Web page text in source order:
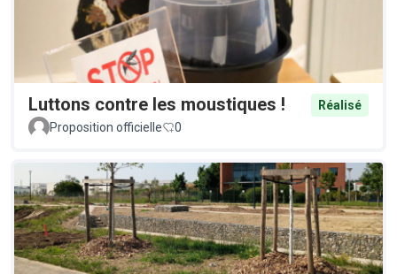
Luttons contre les moustiques !
Réalisé
Proposition officielle
0